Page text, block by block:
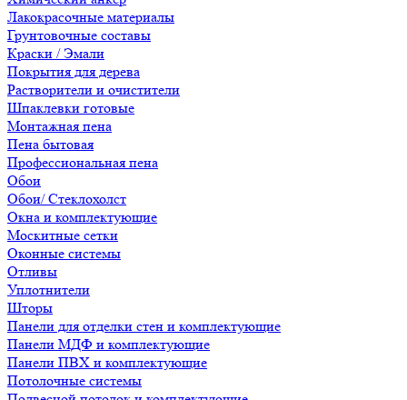
Лакокрасочные материалы
Грунтовочные составы
Краски / Эмали
Покрытия для дерева
Растворители и очистители
Шпаклевки готовые
Монтажная пена
Пена бытовая
Профессиональная пена
Обои
Обои/ Стеклохолст
Окна и комплектующие
Москитные сетки
Оконные системы
Отливы
Уплотнители
Шторы
Панели для отделки стен и комплектующие
Панели МДФ и комплектующие
Панели ПВХ и комплектующие
Потолочные системы